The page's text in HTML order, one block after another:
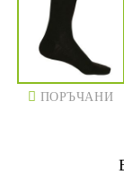
ПОРЪЧАНИ